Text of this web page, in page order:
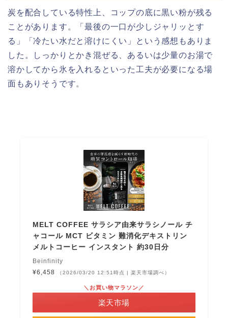
炭を配合している特性上、コップの底に黒い粉が残る
ことがあります。「最後の一口が少しジャリッとす
る」「冷たい水だと溶けにくい」という感想もありま
した。しっかりとかき混ぜる、あるいは少量のお湯で
溶かしてから氷を入れるといった工夫が必要になる場
面もありそうです。
MELT COFFEE サラシア由来サラシノール チ
ャコール MCT ビタミン 難消化デキストリン
メルトコーヒー インスタント 約30日分
Beinfinity
¥6,458
（2026/03/20 12:51時点 | 楽天市場調べ）
＼お買い物マラソン／
楽天市場